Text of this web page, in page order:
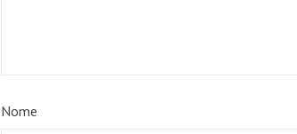
Nome